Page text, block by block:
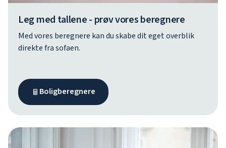
Leg med tallene - prøv vores beregnere
Med vores beregnere kan du skabe dit eget overblik
direkte fra sofaen.
Boligberegnere